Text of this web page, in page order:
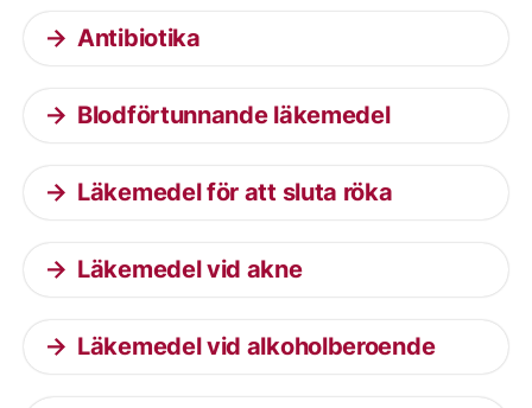
Antibiotika
Blodförtunnande läkemedel
Läkemedel för att sluta röka
Läkemedel vid akne
Läkemedel vid alkoholberoende